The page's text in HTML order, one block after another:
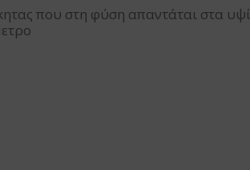
που στη φύση απαντάται στα